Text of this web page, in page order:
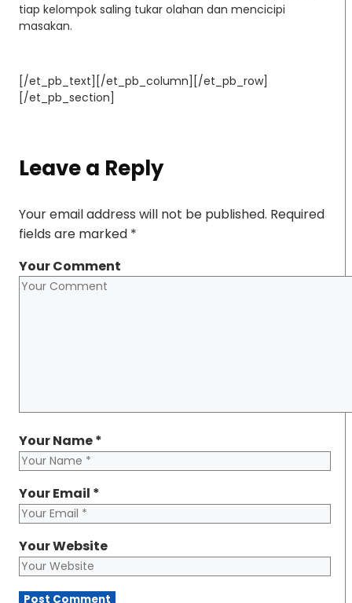
tiap kelompok saling tukar olahan dan mencicipi
masakan.
[/et_pb_text][/et_pb_column][/et_pb_row]
[/et_pb_section]
Leave a Reply
Your email address will not be published. Required
fields are marked *
Your Comment
Your Name*
Your Email *
Your Website